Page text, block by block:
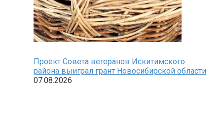
Проект Совета ветеранов Искитимского
района выиграл грант Новосибирской области
07.08.2026